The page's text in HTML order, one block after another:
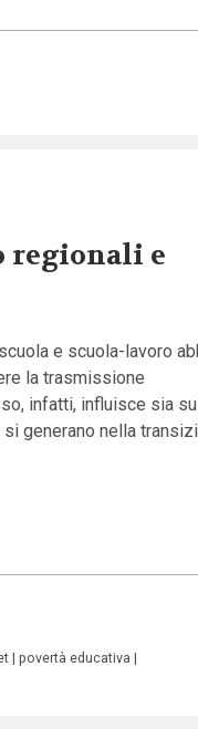
regionali e
e scuola-lavoro
la trasmissione
infatti, influisce sia
generano nella
povertà educativa